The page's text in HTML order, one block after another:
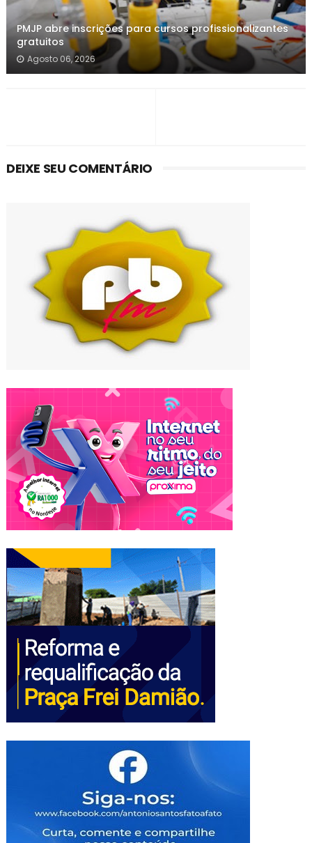
PMJP abre inscrições para cursos profissionalizantes
gratuitos
Agosto 06, 2026
DEIXE SEU COMENTÁRIO